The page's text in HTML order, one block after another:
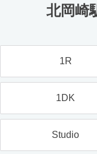
北岡崎
1R
1DK
Studio